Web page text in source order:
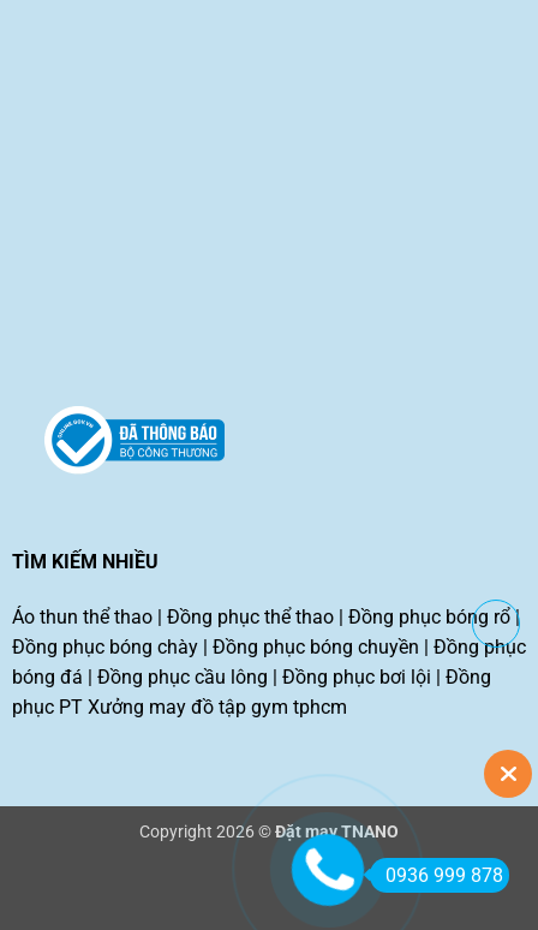
TÌM KIẾM NHIỀU
Áo thun thể thao| Đồng phục thể thao| Đồng phục bóng rổ|
Đồng phục bóng chày| Đồng phục bóng chuyền | Đồng phục
bóng đá | Đồng phục cầu lông | Đồng phục bơi lội | Đồng
phục PT Xưởng may đồ tập gym tphcm
Copyright 2026 ©Đặt may TNANO
0936 999 878